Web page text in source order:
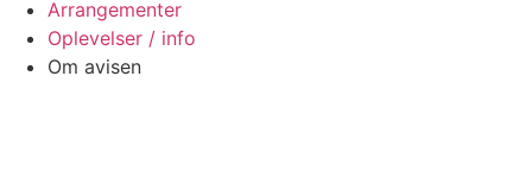
Arrangementer
Oplevelser / info
Om avisen